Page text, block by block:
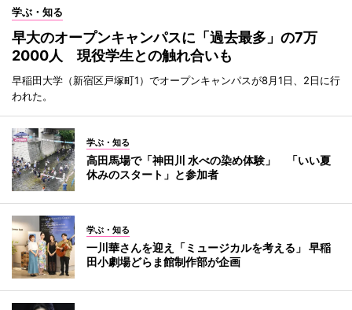
学ぶ・知る
早大のオープンキャンパスに「過去最多」の7万
2000人 現役学生との触れ合いも
早稲田大学（新宿区戸塚町1）でオープンキャンパスが8月1日、2日に行
われた。
学ぶ・知る
高田馬場で「神田川 水べの染め体験」 「いい夏
休みのスタート」と参加者
学ぶ・知る
一川華さんを迎え「ミュージカルを考える」 早稲
田小劇場どらま館制作部が企画